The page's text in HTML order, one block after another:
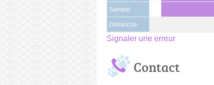
Samedi
Dimanche
Signaler une erreur
Contact